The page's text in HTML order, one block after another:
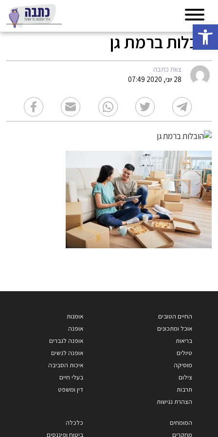
פתח סרגל נגישות
הובלות ברמת גן
צוות כתבה
28 יוני, 2020 07:49
החיים הטובים
אוכל ומתכונים
בריאות
טיולים
מוסיקה
צילום
תרבות
הצהרת נגישות
אומנות
אופנה
אופנה לגברים
אופנה לנשים
איכות הסביבה
בעלי חיים
דין ומשפט
המומחים
מחקרים
כלכלה
ביטוח ופיננסים